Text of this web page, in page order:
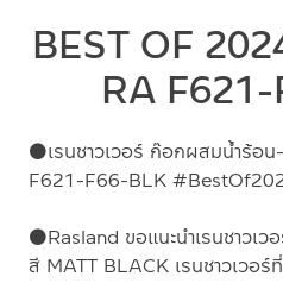
BEST OF
RA
⚫เรนชาวเวอร์ ก๊อกผสมน้ำร้อ
F621-F66-BLK
⚫Rasland ขอแนะนำเรนชาวเ
สี MATT BLACK เรนชาวเวอ